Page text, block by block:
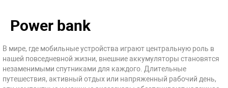
Power bank
В мире, где мобильные устройства играют центральную роль в
нашей повседневной жизни, внешние аккумуляторы становятся
незаменимыми спутниками для каждого. Длительные
путешествия, активный отдых или напряженный рабочий день,